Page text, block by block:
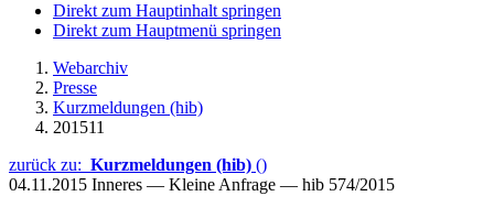
Direkt zum Hauptinhalt springen
Direkt zum Hauptmenü springen
Webarchiv
Presse
Kurzmeldungen (hib)
201511
zurück zu: Kurzmeldungen (hib) ()
04.11.2015 Inneres — Kleine Anfrage — hib 574/2015